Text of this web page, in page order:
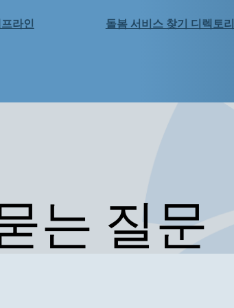
라인 돌봄 서비스 찾기 디렉토리
는 질문